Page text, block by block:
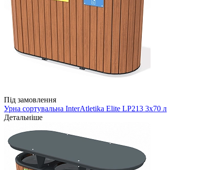
Під замовлення
Урна сортувальна InterAtletika Elite LP213 3х70 л
Детальніше